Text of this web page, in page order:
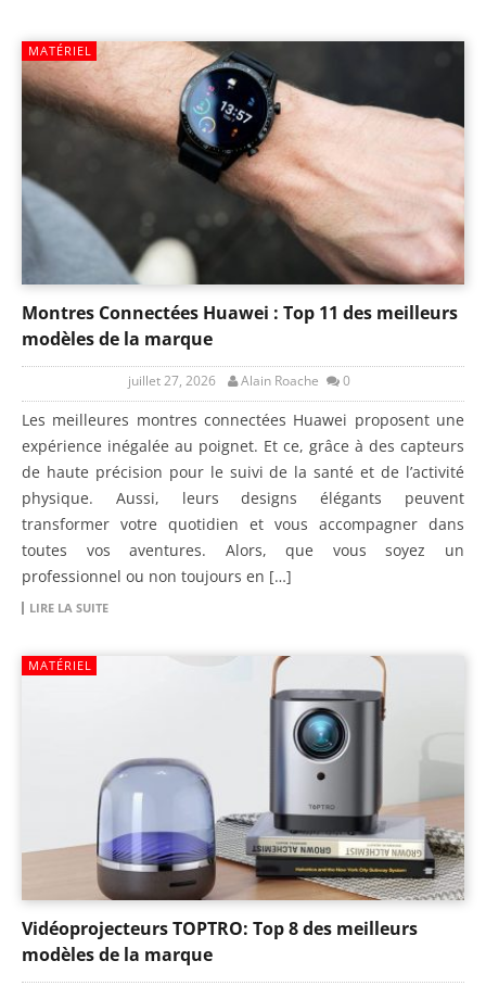
MATÉRIEL
Montres Connectées Huawei : Top 11 des meilleurs
modèles de la marque
juillet 27, 2026 Alain Roache 0
Les meilleures montres connectées Huawei proposent une
expérience inégalée au poignet. Et ce, grâce à des capteurs
de haute précision pour le suivi de la santé et de l’activité
physique. Aussi, leurs designs élégants peuvent
transformer votre quotidien et vous accompagner dans
toutes vos aventures. Alors, que vous soyez un
professionnel ou non toujours en […]
LIRE LA SUITE
MATÉRIEL
Vidéoprojecteurs TOPTRO: Top 8 des meilleurs
modèles de la marque